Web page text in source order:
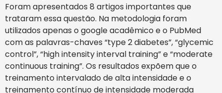
Foram apresentados 8 artigos importantes que
trataram essa questão. Na metodologia foram
utilizados apenas o google acadêmico e o PubMed
com as palavras-chaves “type 2 diabetes”, “glycemic
control”, “high intensity interval training” e “moderate
continuous training”. Os resultados expõem que o
treinamento intervalado de alta intensidade e o
treinamento contínuo de intensidade moderada